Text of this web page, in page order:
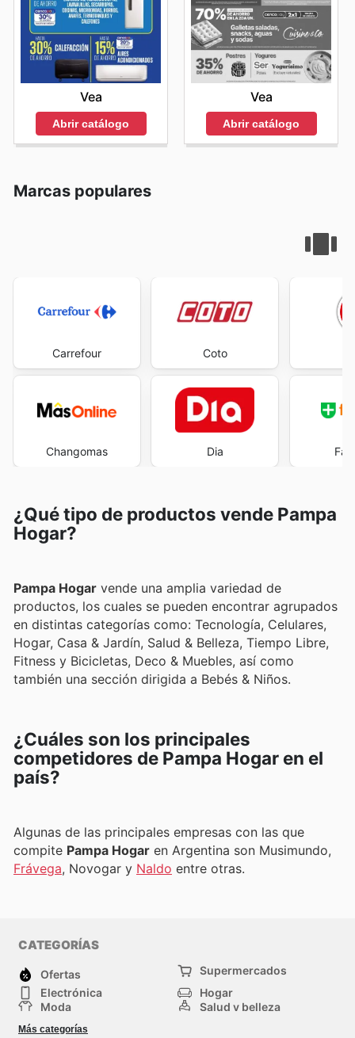
Vea
Abrir catálogo
Vea
Abrir catálogo
Marcas populares
Carrefour
Changomas
Coto
Dia
¿Qué tipo de productos vende Pampa
Hogar?
Pampa Hogar vende una amplia variedad de
productos, los cuales se pueden encontrar agrupados
en distintas categorías como: Tecnología, Celulares,
Hogar, Casa & Jardín, Salud & Belleza, Tiempo Libre,
Fitness y Bicicletas, Deco & Muebles, así como
también una sección dirigida a Bebés & Niños.
¿Cuáles son los principales
competidores de Pampa Hogar en el
país?
Algunas de las principales empresas con las que
compite Pampa Hogar en Argentina son Musimundo,
Frávega, Novogar y Naldo entre otras.
CATEGORÍAS
Ofertas
Supermercados
Electrónica
Hogar
Moda
Salud y belleza
Deportes
Más categorías